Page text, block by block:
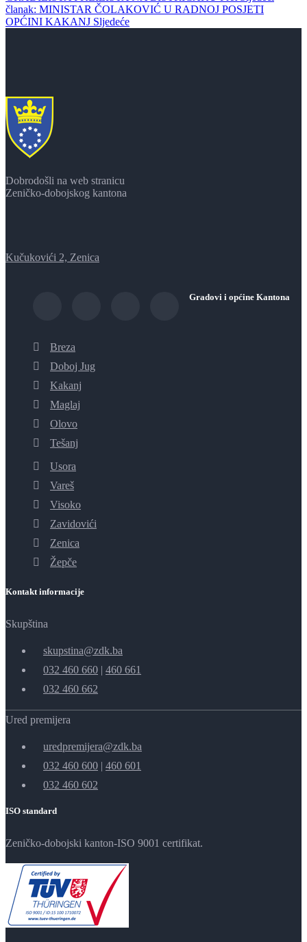
članak: MINISTAR ČOLAKOVIĆ U RADNOJ POSJETI
OPĆINI KAKANJ Sljedeće
Dobrodošli na web stranicu
Zeničko-dobojskog kantona
Kučukovići 2, Zenica
Gradovi i općine Kantona
Breza
Doboj Jug
Kakanj
Maglaj
Olovo
Tešanj
Usora
Vareš
Visoko
Zavidovići
Zenica
Žepče
Kontakt informacije
Skupština
skupstina@zdk.ba
032 460 660 | 460 661
032 460 662
Ured premijera
uredpremijera@zdk.ba
032 460 600 | 460 601
032 460 602
ISO standard
Zeničko-dobojski kanton-ISO 9001 certifikat.